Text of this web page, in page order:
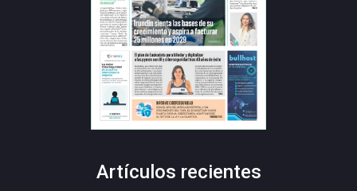
Artículos recientes